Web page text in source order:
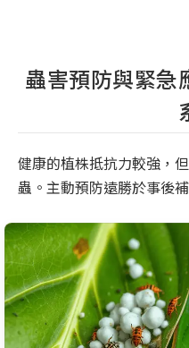
蟲害預防與緊急
健康的植株抵抗力較強，
蟲。主動預防遠勝於事後